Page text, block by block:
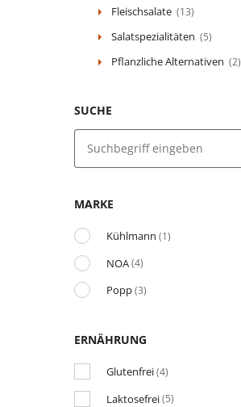
Fleischsalate (13)
Salatspezialitäten (5)
Pflanzliche Alternativen (2)
SUCHE
MARKE
Kühlmann (1)
NOA(4)
Popp(3)
ERNÄHRUNG
Glutenfrei(4)
Laktosefrei(5)